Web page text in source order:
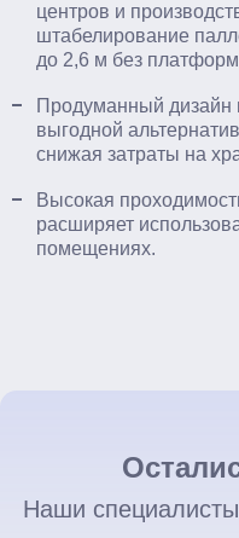
центров и
штабелирование
до 2,6 м без
Продуманный дизайн
выгодной
снижая затраты на
Высокая
расширяет
помещениях.​
Наши